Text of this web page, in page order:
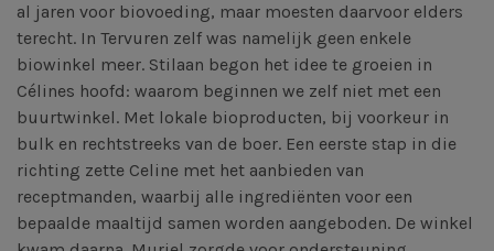
al jaren voor biovoeding, maar moesten daarvoor elders
terecht. In Tervuren zelf was namelijk geen enkele
biowinkel meer. Stilaan begon het idee te groeien in
Célines hoofd: waarom beginnen we zelf niet met een
buurtwinkel. Met lokale bioproducten, bij voorkeur in
bulk en rechtstreeks van de boer. Een eerste stap in die
richting zette Celine met het aanbieden van
receptmanden, waarbij alle ingrediënten voor een
bepaalde maaltijd samen worden aangeboden. De winkel